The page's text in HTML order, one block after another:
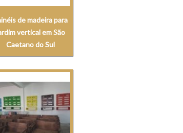
de madeira para
vertical em São
Caetano do Sul